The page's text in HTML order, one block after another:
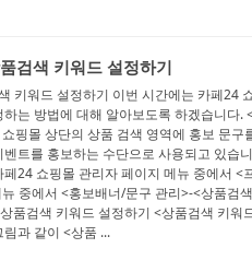
검색 키워드 설정하기
키워드 설정하기 이번 시간에는 카페24
는 방법에 대해 알아보도록 하겠습니다.
핑몰 상단의 상품 검색 영역에 홍보 문구
트를 홍보하는 수단으로 사용되고 있습
24 쇼핑몰 관리자 페이지 메뉴 중에서 <
중에서 <홍보배너/문구 관리>-<상품검
품검색 키워드 설정하기 <상품검색 키워
과 같이 <상품 ...